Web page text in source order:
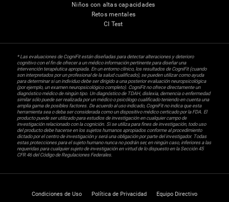
Niños con altas capacidades
Retos mentales
CI Test
* Las evaluaciones de CogniFit están diseñadas para detectar alteraciones y deterioro
cognitivo con el fin de ofrecer a un médico información pertinente para diseñar una
intervención terapéutica apropiada. En un entorno clínico, los resultados de CogniFit (cuando
son interpretados por un profesional de la salud cualificado), se pueden utilizar como ayuda
para determinar si un individuo debe ser dirigido a una posterior evaluación neuropsicológica
(por ejemplo, un examen neuropsicológico completo). CogniFit no ofrece directamente un
diagnóstico médico de ningún tipo. Un diagnóstico de TDAH, dislexia, demencia o enfermedad
similar sólo puede ser realizada por un médico o psicólogo cualificado teniendo en cuenta una
amplia gama de posibles factores. De acuerdo al uso indicado, CogniFit no indica que esta
herramienta sea o deba ser considerada como un dispositivo médico certicado por la FDA. El
producto puede ser utilizado para estudios de investigación en cualquier campo de
investigación relacionado con la cognición. Si se utiliza para fines de investigación, todo uso
del producto debe hacerse en los sujetos humanos apropiados conforme al procedimiento
dictado por el centro de investigación y será una obligación por parte del investigador. Todas
estas protecciones para el sujeto humano nunca no podrán ser, en ningún caso, inferiores a las
requeridas para cualquier sujeto de investigación en virtud de lo dispuesto en la Sección 45
CFR 46 del Código de Regulaciones Federales.
Condiciones de Uso Política de Privacidad Equipo Directivo